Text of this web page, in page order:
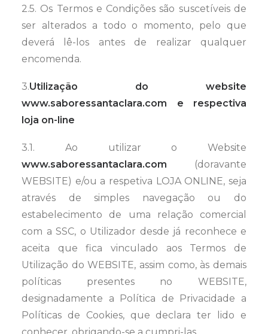
2.5. Os Termos e Condições são suscetíveis de
ser alterados a todo o momento, pelo que
deverá lê-los antes de realizar qualquer
encomenda.
3.Utilização do website
www.saboressantaclara.com
e respectiva
loja on-line
3.1. Ao utilizar o Website
www.saboressantaclara.com
(doravante
WEBSITE) e/ou a respetiva LOJA ONLINE, seja
através de simples navegação ou do
estabelecimento de uma relação comercial
com a SSC, o Utilizador desde já reconhece e
aceita que fica vinculado aos Termos de
Utilização do WEBSITE, assim como, às demais
políticas presentes no WEBSITE,
designadamente a Política de Privacidade a
Políticas de Cookies, que declara ter lido e